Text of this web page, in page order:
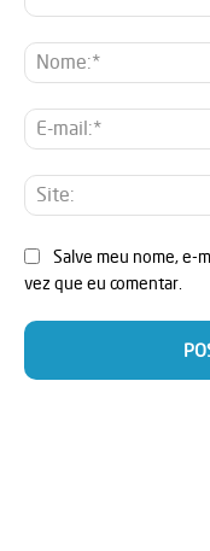
Salve meu nome, e-
vez que eu comentar.